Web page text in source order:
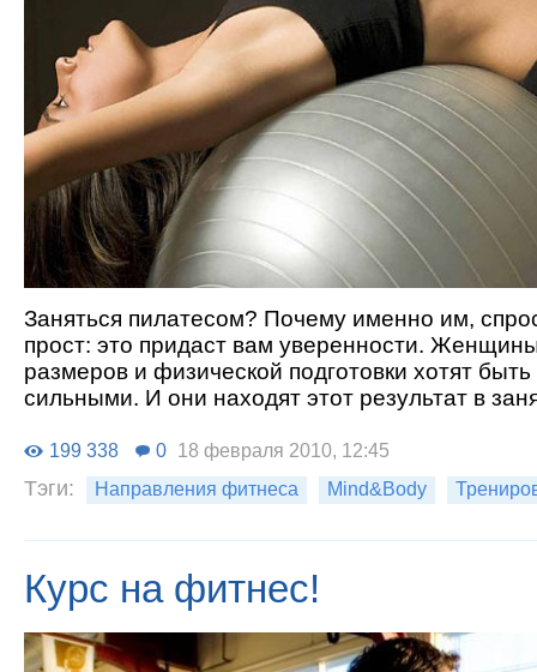
Заняться пилатесом? Почему именно им,
прост: это придаст вам уверенности.
размеров и физической подготовки хотят
сильными. И они находят этот результат в
199 338 0 18 февраля 2010, 12:45
Тэги: Направления фитнеса Mind&Body
Курс на фитнес!